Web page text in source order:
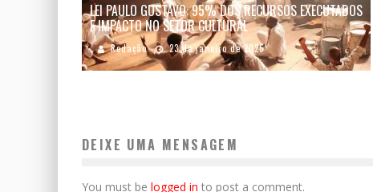
LEI PAULO GUSTAVO: 95% DOS RECURSOS EXECUTADOS
E IMPACTO NO SETOR CULTURAL
Redação 23 de janeiro de 2025
DEIXE UMA MENSAGEM
You must be logged in to post a comment.